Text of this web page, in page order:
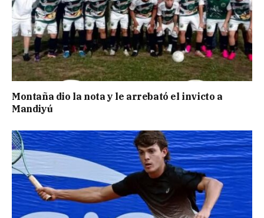
Montaña dio la nota y le arrebató el invicto a
Mandiyú